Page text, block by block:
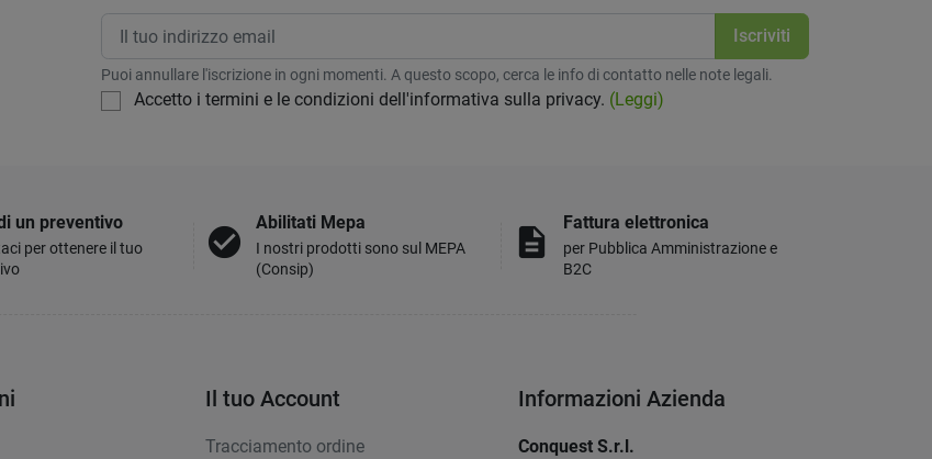
Puoi annullare l'iscrizione in ogni momenti. A questo scopo, cerca le info di contatto nelle note legali.
Accetto i termini e le condizioni dell'informativa sulla privacy. (Leggi)
un preventivo
per ottenere il tuo
check_circle
Abilitati Mepa
I nostri prodotti sono sul MEPA
(Consip)
description
Fattura elettronica
per Pubblica Amministrazione e
B2C
Il tuo Account
Tracciamento ordine
Informazioni Azienda
Conquest S.r.l.